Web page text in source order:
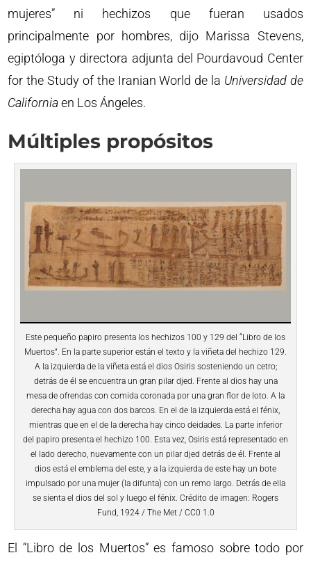
mujeres” ni hechizos que fueran usados
principalmente por hombres, dijo Marissa Stevens,
egiptóloga y directora adjunta del Pourdavoud Center
for the Study of the Iranian World de la Universidad de
Californiaen Los Ángeles.
Múltiples propósitos
Este pequeño papiro presenta los hechizos 100 y 129 del “Libro de los
Muertos”. En la parte superior están el texto y la viñeta del hechizo 129.
A la izquierda de la viñeta está el dios Osiris sosteniendo un cetro;
detrás de él se encuentra un gran pilar djed. Frente al dios hay una
mesa de ofrendas con comida coronada por una gran flor de loto. A la
derecha hay agua con dos barcos. En el de la izquierda está el fénix,
mientras que en el de la derecha hay cinco deidades. La parte inferior
del papiro presenta el hechizo 100. Esta vez, Osiris está representado en
el lado derecho, nuevamente con un pilar djed detrás de él. Frente al
dios está el emblema del este, y a la izquierda de este hay un bote
impulsado por una mujer (la difunta) con un remo largo. Detrás de ella
se sienta el dios del sol y luego el fénix. Crédito de imagen: Rogers
Fund, 1924 / The Met / CC0 1.0
El “Libro de los Muertos” es famoso sobre todo por